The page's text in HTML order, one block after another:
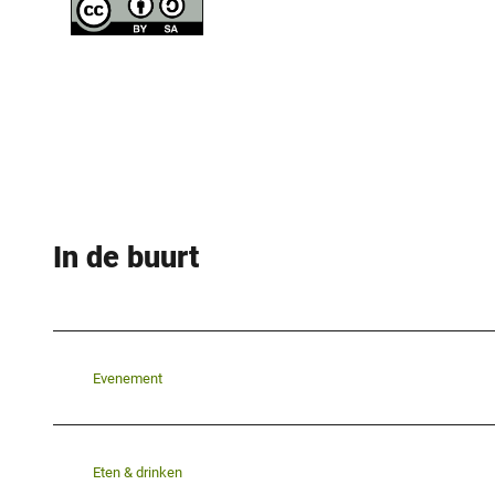
In de buurt
Evenement
Eten & drinken